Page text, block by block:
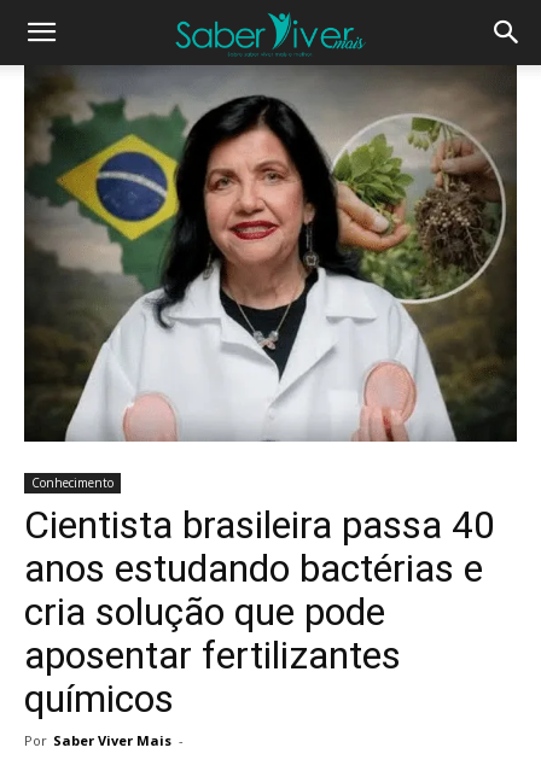
Conhecimento
Cientista brasileira passa 40
anos estudando bactérias e
cria solução que pode
aposentar fertilizantes
químicos
Por Saber Viver Mais -